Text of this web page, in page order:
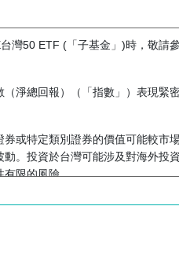
灣50 ETF (「子基金」)時，敬請
淨總回報）（「指數」）表現緊
或特定類別證券的價值可能較市
。投資於台灣可能涉及對海外投
有限的風險。
監管框架及法律制度可能無法提